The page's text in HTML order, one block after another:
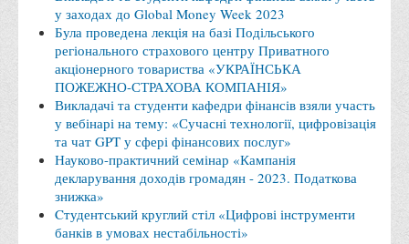
допомагають тим, хто пережили сексуальне насильство,
пов'язане з конфліктом та їх родинам у Вінницькій області
10 точних фактів про наркотики. З’ясуй правду про
наркотики. Врятуй чиєсь життя
Контакти
3D тур
Екскурсія до ВТЕІ
SEL
Smart Electronic Learning
у заходах до Global Money Week 2023
Була проведена лекція на базі Подільського
регіонального страхового центру Приватного
акціонерного товариства «УКРАЇНСЬКА
ПОЖЕЖНО-СТРАХОВА КОМПАНІЯ»
Викладачі та студенти кафедри фінансів взяли участь
у вебінарі на тему: «Сучасні технології, цифровізація
та чат GPT у сфері фінансових послуг»
Науково-практичний семінар «Кампанія
декларування доходів громадян - 2023. Податкова
знижка»
Cтудентський круглий стіл «Цифрові інструменти
банків в умовах нестабільності»